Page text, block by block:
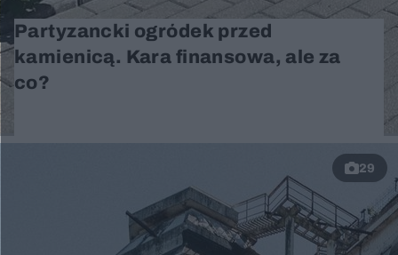
Partyzancki ogródek przed
kamienicą. Kara finansowa, ale za
co?
29